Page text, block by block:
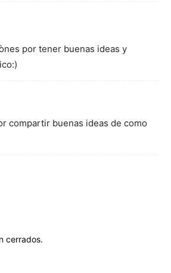
por tener buenas ideas y
compartir buenas ideas de como
cerrados.